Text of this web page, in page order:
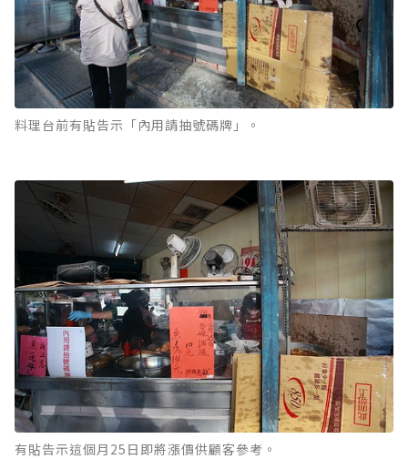
料理台前有貼告示「內用請抽號碼牌」。
有貼告示這個月25日即將漲價供顧客參考。